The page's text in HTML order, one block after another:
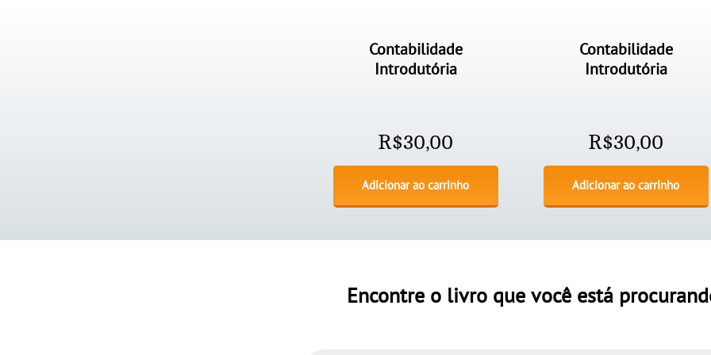
Contabilidade
Introdutória
R$30,00
Adicionar ao carrinho
Contabilidade
Introdutória
R$30,00
Adicionar ao carrinho
Encontre o livro que você está